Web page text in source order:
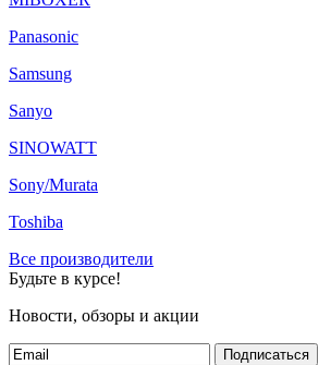
Panasonic
Samsung
Sanyo
SINOWATT
Sony/Murata
Toshiba
Все производители
Будьте в курсе!
Новости, обзоры и акции
Подписаться